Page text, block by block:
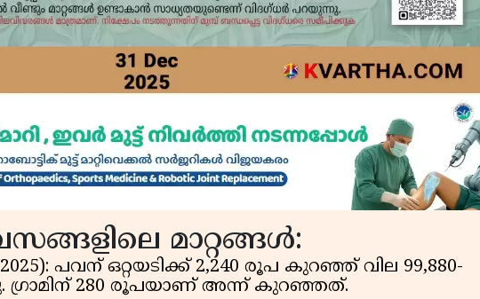
മാറ്റങ്ങൾ:
പവന് ഒറ്റയടിക്ക് ₹2,240 രൂപ കുറഞ്ഞ് വില ₹99,880-
ഗ്രാമിന് ₹280 രൂപയാണ് അന്ന് കുറഞ്ഞത്.